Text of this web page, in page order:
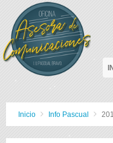
Inicio Info Pascual